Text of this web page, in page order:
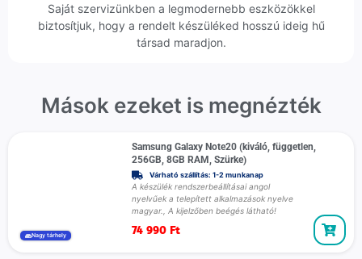
Saját szervizünkben a legmodernebb eszközökkel
biztosítjuk, hogy a rendelt készüléked hosszú ideig hű
társad maradjon.
Mások ezeket is megnézték
Nagy tárhely
Samsung Galaxy Note20 (kiváló, független,
256GB, 8GB RAM, Szürke)
Várható szállítás: 1-2 munkanap
A készülék rendszerbeállításai angol
nyelvűek a telepített alkalmazások nyelve
magyar., A kijelzőben beégés látható!
74 990 Ft